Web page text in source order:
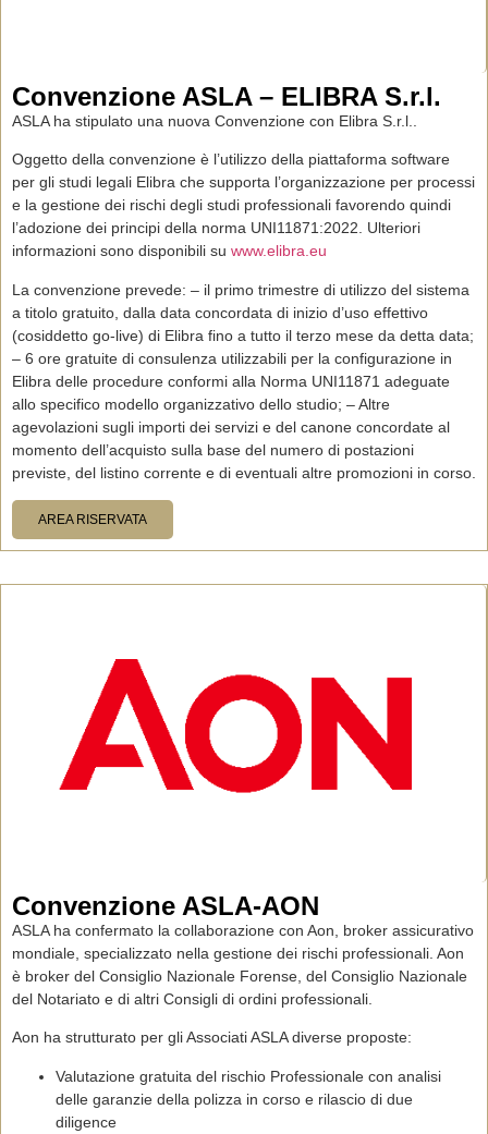
Convenzione ASLA – ELIBRA S.r.l.
ASLA ha stipulato una nuova Convenzione con Elibra S.r.l..
Oggetto della convenzione è l’utilizzo della piattaforma software
per gli studi legali Elibra che supporta l’organizzazione per processi
e la gestione dei rischi degli studi professionali favorendo quindi
l’adozione dei principi della norma UNI11871:2022. Ulteriori
informazioni sono disponibili su www.elibra.eu
La convenzione prevede: – il primo trimestre di utilizzo del sistema
a titolo gratuito, dalla data concordata di inizio d’uso effettivo
(cosiddetto go-live) di Elibra fino a tutto il terzo mese da detta data;
– 6 ore gratuite di consulenza utilizzabili per la configurazione in
Elibra delle procedure conformi alla Norma UNI11871 adeguate
allo specifico modello organizzativo dello studio; – Altre
agevolazioni sugli importi dei servizi e del canone concordate al
momento dell’acquisto sulla base del numero di postazioni
previste, del listino corrente e di eventuali altre promozioni in corso.
AREA RISERVATA
Convenzione ASLA-AON
ASLA ha confermato la collaborazione con Aon, broker assicurativo
mondiale, specializzato nella gestione dei rischi professionali. Aon
è broker del Consiglio Nazionale Forense, del Consiglio Nazionale
del Notariato e di altri Consigli di ordini professionali.
Aon ha strutturato per gli Associati ASLA diverse proposte:
Valutazione gratuita del rischio Professionale con analisi
delle garanzie della polizza in corso e rilascio di due
diligence